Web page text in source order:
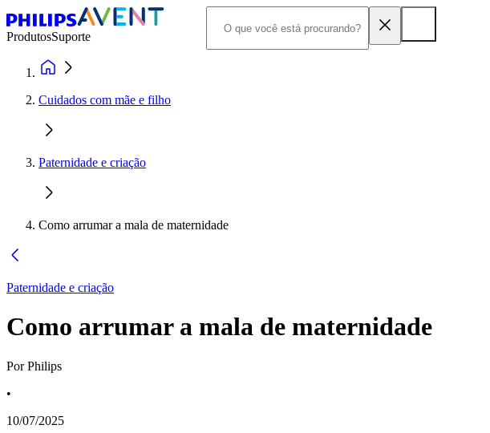
ProdutosSuporte
Cuidados com mãe e filho
Paternidade e criação
Como arrumar a mala de maternidade
Paternidade e criação
Como arrumar a mala de maternidade
Por Philips
•
10/07/2025